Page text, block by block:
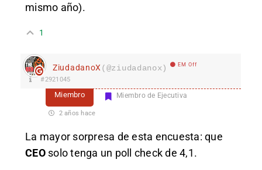
mismo año).
1
ZiudadanoX (@ziudadanox) EM Off
#2921045
Miembro Miembro de Ejecutiva
2 años hace
La mayor sorpresa de esta encuesta: que
CEOsolo tenga un poll check de 4,1.